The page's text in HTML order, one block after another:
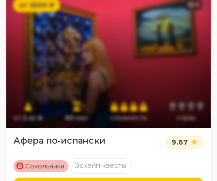
от 2500₽ 12 +
от 2до6 60мин сложность страх
Афера по-испански 9.67
M Сокольники Эскейп квесты